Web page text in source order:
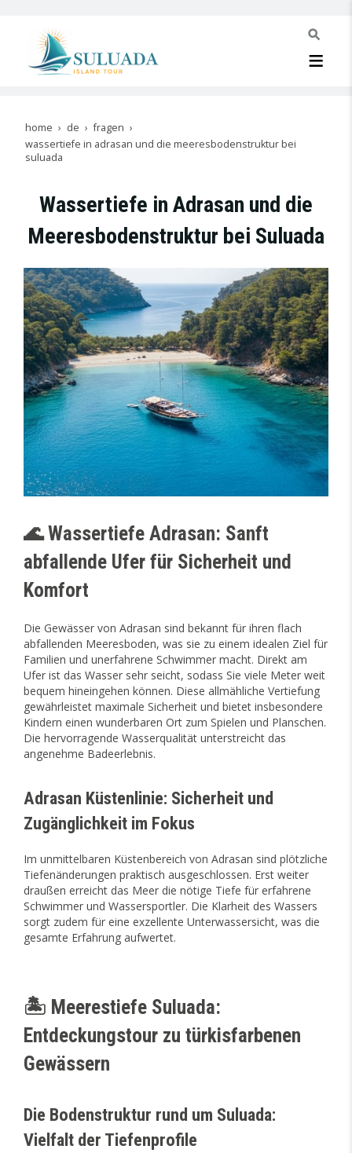
home de
fragen
wassertiefe in adrasan und die meeresbodenstruktur bei
suluada
Wassertiefe in Adrasan und die
Meeresbodenstruktur bei Suluada
🌊 Wassertiefe Adrasan: Sanft
abfallende Ufer für Sicherheit und
Komfort
Die Gewässer von Adrasan sind bekannt für ihren flach
abfallenden Meeresboden, was sie zu einem idealen Ziel für
Familien und unerfahrene Schwimmer macht. Direkt am
Ufer ist das Wasser sehr seicht, sodass Sie viele Meter weit
bequem hineingehen können. Diese allmähliche Vertiefung
gewährleistet maximale Sicherheit und bietet insbesondere
Kindern einen wunderbaren Ort zum Spielen und Planschen.
Die hervorragende Wasserqualität unterstreicht das
angenehme Badeerlebnis.
Adrasan Küstenlinie: Sicherheit und
Zugänglichkeit im Fokus
Im unmittelbaren Küstenbereich von Adrasan sind plötzliche
Tiefenänderungen praktisch ausgeschlossen. Erst weiter
draußen erreicht das Meer die nötige Tiefe für erfahrene
Schwimmer und Wassersportler. Die Klarheit des Wassers
sorgt zudem für eine exzellente Unterwassersicht, was die
gesamte Erfahrung aufwertet.
🏝️ Meerestiefe Suluada:
Entdeckungstour zu türkisfarbenen
Gewässern
Die Bodenstruktur rund um Suluada:
Vielfalt der Tiefenprofile